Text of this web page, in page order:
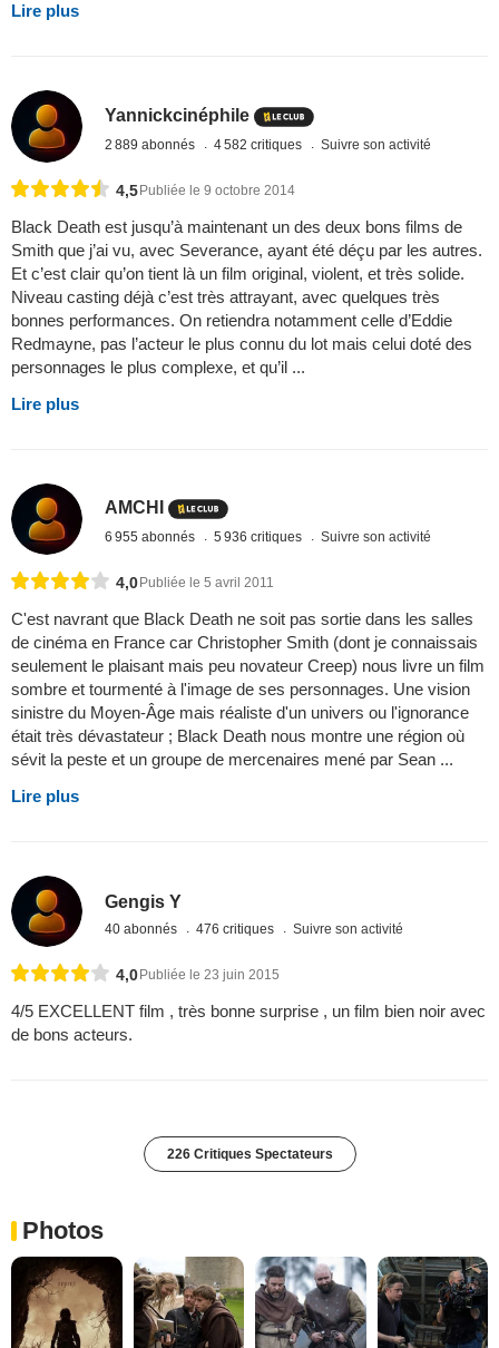
Lire plus
Yannickcinéphile
2 889 abonnés 4 582 critiques Suivre son activité
4,5Publiée le 9 octobre 2014
Black Death est jusqu’à maintenant un des deux bons films de
Smith que j’ai vu, avec Severance, ayant été déçu par les autres.
Et c’est clair qu’on tient là un film original, violent, et très solide.
Niveau casting déjà c’est très attrayant, avec quelques très
bonnes performances. On retiendra notamment celle d’Eddie
Redmayne, pas l’acteur le plus connu du lot mais celui doté des
personnages le plus complexe, et qu’il ...
Lire plus
AMCHI
6 955 abonnés 5 936 critiques Suivre son activité
4,0 Publiée le 5 avril 2011
C'est navrant que Black Death ne soit pas sortie dans les salles
de cinéma en France car Christopher Smith (dont je connaissais
seulement le plaisant mais peu novateur Creep) nous livre un film
sombre et tourmenté à l'image de ses personnages. Une vision
sinistre du Moyen-Âge mais réaliste d'un univers ou l'ignorance
était très dévastateur ; Black Death nous montre une région où
sévit la peste et un groupe de mercenaires mené par Sean ...
Lire plus
Gengis Y
40 abonnés 476 critiques Suivre son activité
4,0 Publiée le 23 juin 2015
4/5 EXCELLENT film , très bonne surprise , un film bien noir avec
de bons acteurs.
226 Critiques Spectateurs
Photos